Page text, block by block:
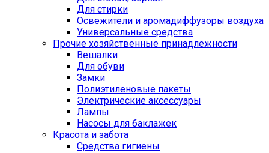
Для стирки
Освежители и аромадиффузоры воздуха
Универсальные средства
Прочие хозяйственные принадлежности
Вешалки
Для обуви
Замки
Полиэтиленовые пакеты
Электрические аксессуары
Лампы
Насосы для баклажек
Красота и забота
Средства гигиены